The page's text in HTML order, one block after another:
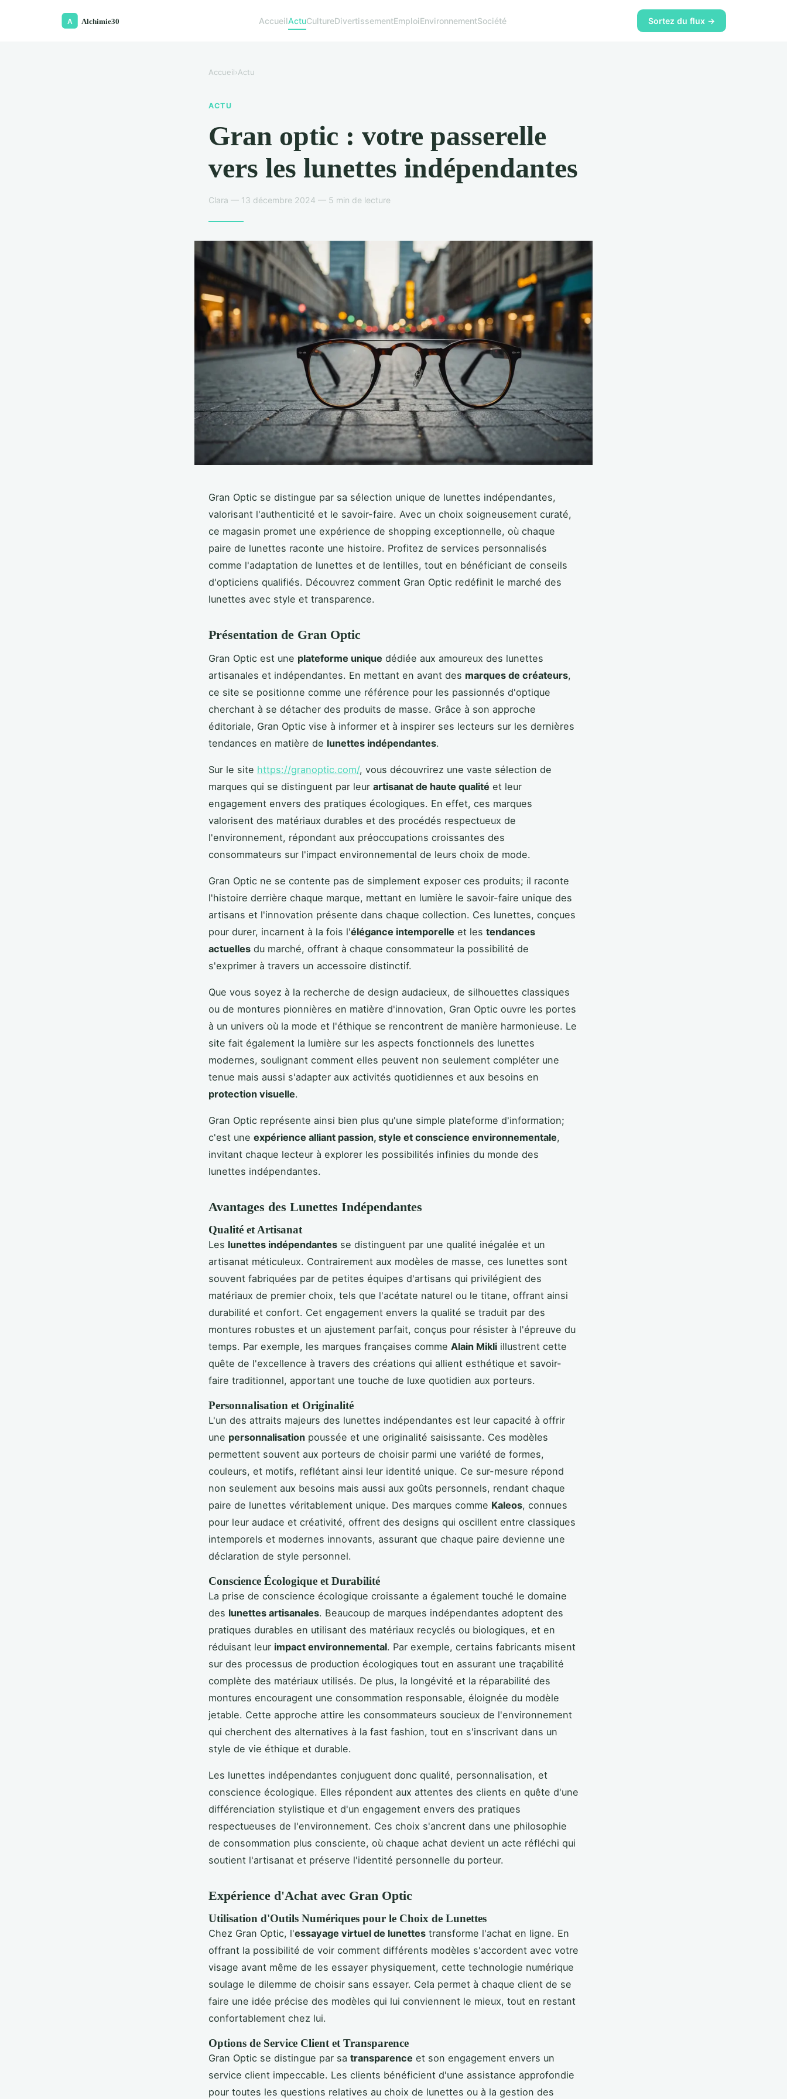
AccueilActuCultureDivertissementEmploiEnvironnementSociété Sortez du flux →
Accueil›Actu
ACTU
Gran optic : votre passerelle
vers les lunettes indépendantes
Clara — 13 décembre 2024 — 5 min de lecture
Gran Optic se distingue par sa sélection unique de lunettes indépendantes,
valorisant l'authenticité et le savoir-faire. Avec un choix soigneusement curaté,
ce magasin promet une expérience de shopping exceptionnelle, où chaque
paire de lunettes raconte une histoire. Profitez de services personnalisés
comme l'adaptation de lunettes et de lentilles, tout en bénéficiant de conseils
d'opticiens qualifiés. Découvrez comment Gran Optic redéfinit le marché des
lunettes avec style et transparence.
Présentation de Gran Optic
Gran Optic est une plateforme unique dédiée aux amoureux des lunettes
artisanales et indépendantes. En mettant en avant des marques de créateurs,
ce site se positionne comme une référence pour les passionnés d'optique
cherchant à se détacher des produits de masse. Grâce à son approche
éditoriale, Gran Optic vise à informer et à inspirer ses lecteurs sur les dernières
tendances en matière de lunettes indépendantes.
Sur le site https://granoptic.com/, vous découvrirez une vaste sélection de
marques qui se distinguent par leur artisanat de haute qualité et leur
engagement envers des pratiques écologiques. En effet, ces marques
valorisent des matériaux durables et des procédés respectueux de
l'environnement, répondant aux préoccupations croissantes des
consommateurs sur l'impact environnemental de leurs choix de mode.
Gran Optic ne se contente pas de simplement exposer ces produits; il raconte
l'histoire derrière chaque marque, mettant en lumière le savoir-faire unique des
artisans et l'innovation présente dans chaque collection. Ces lunettes, conçues
pour durer, incarnent à la fois l'élégance intemporelle et les tendances
actuelles du marché, offrant à chaque consommateur la possibilité de
s'exprimer à travers un accessoire distinctif.
Que vous soyez à la recherche de design audacieux, de silhouettes classiques
ou de montures pionnières en matière d'innovation, Gran Optic ouvre les portes
à un univers où la mode et l'éthique se rencontrent de manière harmonieuse. Le
site fait également la lumière sur les aspects fonctionnels des lunettes
modernes, soulignant comment elles peuvent non seulement compléter une
tenue mais aussi s'adapter aux activités quotidiennes et aux besoins en
protection visuelle.
Gran Optic représente ainsi bien plus qu'une simple plateforme d'information;
c'est une expérience alliant passion, style et conscience environnementale,
invitant chaque lecteur à explorer les possibilités infinies du monde des
lunettes indépendantes.
Avantages des Lunettes Indépendantes
Qualité et Artisanat
Les lunettes indépendantes se distinguent par une qualité inégalée et un
artisanat méticuleux. Contrairement aux modèles de masse, ces lunettes sont
souvent fabriquées par de petites équipes d'artisans qui privilégient des
matériaux de premier choix, tels que l'acétate naturel ou le titane, offrant ainsi
durabilité et confort. Cet engagement envers la qualité se traduit par des
montures robustes et un ajustement parfait, conçus pour résister à l'épreuve du
temps. Par exemple, les marques françaises comme Alain Mikli illustrent cette
quête de l'excellence à travers des créations qui allient esthétique et savoir-
faire traditionnel, apportant une touche de luxe quotidien aux porteurs.
Personnalisation et Originalité
L'un des attraits majeurs des lunettes indépendantes est leur capacité à offrir
une personnalisation poussée et une originalité saisissante. Ces modèles
permettent souvent aux porteurs de choisir parmi une variété de formes,
couleurs, et motifs, reflétant ainsi leur identité unique. Ce sur-mesure répond
non seulement aux besoins mais aussi aux goûts personnels, rendant chaque
paire de lunettes véritablement unique. Des marques comme Kaleos, connues
pour leur audace et créativité, offrent des designs qui oscillent entre classiques
intemporels et modernes innovants, assurant que chaque paire devienne une
déclaration de style personnel.
Conscience Écologique et Durabilité
La prise de conscience écologique croissante a également touché le domaine
des lunettes artisanales. Beaucoup de marques indépendantes adoptent des
pratiques durables en utilisant des matériaux recyclés ou biologiques, et en
réduisant leur impact environnemental. Par exemple, certains fabricants misent
sur des processus de production écologiques tout en assurant une traçabilité
complète des matériaux utilisés. De plus, la longévité et la réparabilité des
montures encouragent une consommation responsable, éloignée du modèle
jetable. Cette approche attire les consommateurs soucieux de l'environnement
qui cherchent des alternatives à la fast fashion, tout en s'inscrivant dans un
style de vie éthique et durable.
Les lunettes indépendantes conjuguent donc qualité, personnalisation, et
conscience écologique. Elles répondent aux attentes des clients en quête d'une
différenciation stylistique et d'un engagement envers des pratiques
respectueuses de l'environnement. Ces choix s'ancrent dans une philosophie
de consommation plus consciente, où chaque achat devient un acte réfléchi qui
soutient l'artisanat et préserve l'identité personnelle du porteur.
Expérience d'Achat avec Gran Optic
Utilisation d'Outils Numériques pour le Choix de Lunettes
Chez Gran Optic, l'essayage virtuel de lunettes transforme l'achat en ligne. En
offrant la possibilité de voir comment différents modèles s'accordent avec votre
visage avant même de les essayer physiquement, cette technologie numérique
soulage le dilemme de choisir sans essayer. Cela permet à chaque client de se
faire une idée précise des modèles qui lui conviennent le mieux, tout en restant
confortablement chez lui.
Options de Service Client et Transparence
Gran Optic se distingue par sa transparence et son engagement envers un
service client impeccable. Les clients bénéficient d'une assistance approfondie
pour toutes les questions relatives au choix de lunettes ou à la gestion des